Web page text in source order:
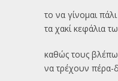
το να γίνομαι
τα χακί κεφάλια
καθώς τους
να τρέχουν πέρα-